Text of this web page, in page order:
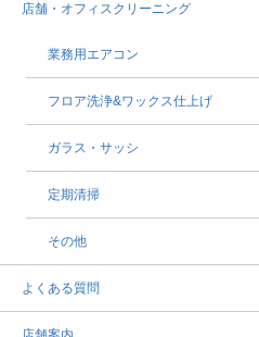
店舗・オフィスクリーニング
業務用エアコン
フロア洗浄&ワックス仕上げ
ガラス・サッシ
定期清掃
その他
よくある質問